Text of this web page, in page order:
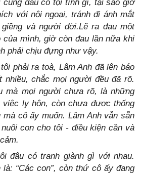
đâu có tội tình gì, tại sao giờ
với nội ngoại, tránh đi ánh mắt
và người đời.Lẽ ra đau một
của mình, giờ còn đau lần nữa khi
phải chịu đựng như vậy.
phải ra toà, Lâm Anh đã lên báo
chắc mọi người đều đã rõ.
mà mọi người chưa rõ, là những
việc ly hôn, còn chưa được thống
cô ấy muốn. Lâm Anh vẫn sẵn
con cho tôi - điều kiện cần và
đâu có tranh giành gì với nhau.
“Các con”, còn thứ cô ấy đang